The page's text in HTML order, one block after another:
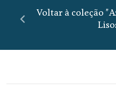
Voltar à coleção